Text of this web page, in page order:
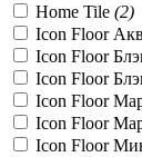
Home Tile (2)
Icon Floor
Icon Floor
Icon Floor
Icon Floor
Icon Floor
Icon Floor